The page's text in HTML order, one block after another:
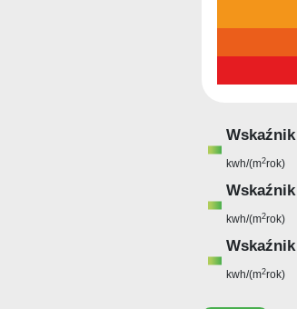
Wskaźnik
kwh/(m2rok)
kwh/(m2rok)
Wskaźnik
kwh/(m2rok)